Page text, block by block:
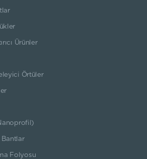
Ürünler
Örtüler
Bantlar
Folyosu